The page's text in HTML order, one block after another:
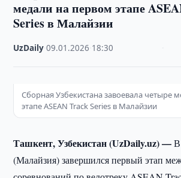
медали на первом этапе
Series в Малайзии
UzDaily ·09.01.2026 18:30
Сборная Узбекистана завоевала четыре
этапе ASEAN Track Series в Малайзии
Ташкент, Узбекистан (UzDaily.uz) —
(Малайзия) завершился первый этап